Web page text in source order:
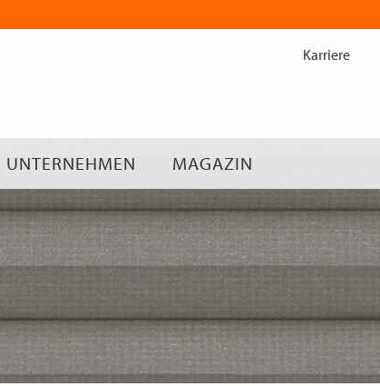
Inhalt
UNTERNEHMEN MAGAZIN
Karriere